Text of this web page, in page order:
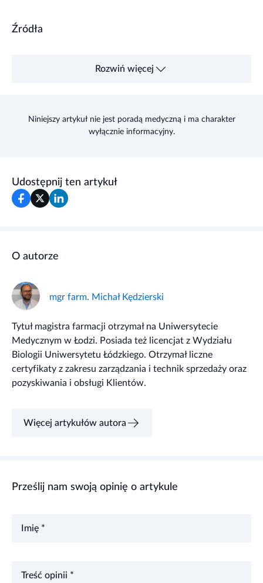
Źródła
Rozwiń więcej
Niniejszy artykuł nie jest poradą medyczną i ma charakter
wyłącznie informacyjny.
Udostępnij ten artykuł
O autorze
mgr farm. Michał Kędzierski
Tytuł magistra farmacji otrzymał na Uniwersytecie
Medycznym w Łodzi. Posiada też licencjat z Wydziału
Biologii Uniwersytetu Łódzkiego. Otrzymał liczne
certyfikaty z zakresu zarządzania i technik sprzedaży oraz
pozyskiwania i obsługi Klientów.
Więcej artykułów autora
Prześlij nam swoją opinię o artykule
Imię *
Treść opinii *